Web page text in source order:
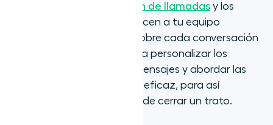
resumen de llamadas y los
análisis, ambos con IA, ofrecen a tu equipo
información actualizada sobre cada conversación
para ayudar a los agentes a personalizar los
seguimientos, ajustar sus mensajes y abordar las
objeciones de manera más eficaz, para así
aumentar las posibilidades de cerrar un trato.